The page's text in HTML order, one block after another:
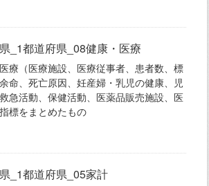
_1都道府県_08健康・医療
療（医療施設、医療従事者、患者数、標
命、死亡原因、妊産婦・乳児の健康、児
急活動、保健活動、医薬品販売施設、医
標をまとめたもの
_1都道府県_05家計